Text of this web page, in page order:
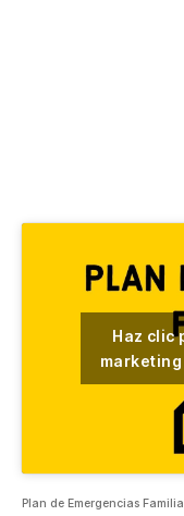
Haz clic
Plan de Emergencias